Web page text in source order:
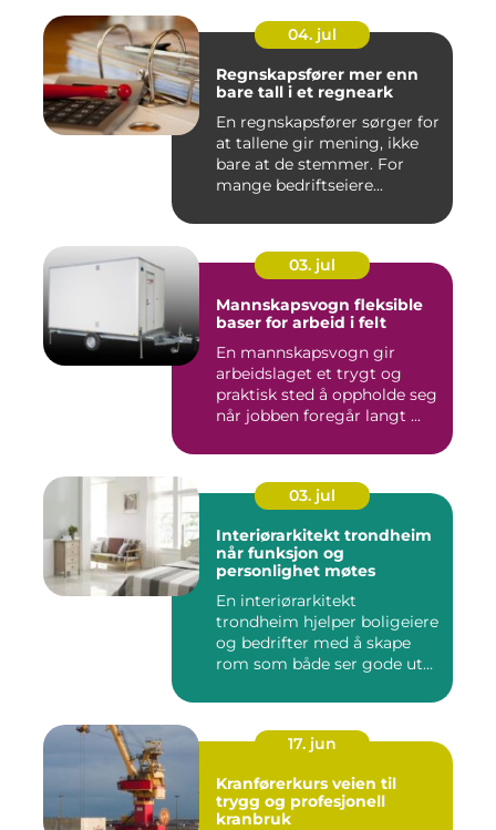
04. jul
Regnskapsfører mer enn
bare tall i et regneark
En regnskapsfører sørger for
at tallene gir mening, ikke
bare at de stemmer. For
mange bedriftseiere...
03. jul
Mannskapsvogn fleksible
baser for arbeid i felt
En mannskapsvogn gir
arbeidslaget et trygt og
praktisk sted å oppholde seg
når jobben foregår langt ...
03. jul
Interiørarkitekt trondheim
når funksjon og
personlighet møtes
En interiørarkitekt
trondheim hjelper boligeiere
og bedrifter med å skape
rom som både ser gode ut
17. jun
Kranførerkurs veien til
trygg og profesjonell
kranbruk